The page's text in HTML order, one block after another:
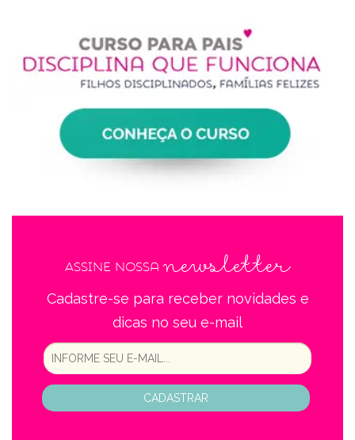
Assine nossanewsletter
Cadastre-se para receber novidades e
dicas no seu e-mail
CADASTRAR